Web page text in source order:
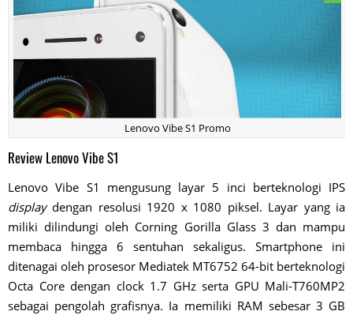
Lenovo Vibe S1 Promo
Review Lenovo Vibe S1
Lenovo Vibe S1 mengusung layar 5 inci berteknologi IPS
displaydengan resolusi 1920 x 1080 piksel. Layar yang ia
miliki dilindungi oleh Corning Gorilla Glass 3 dan mampu
membaca hingga 6 sentuhan sekaligus. Smartphone ini
ditenagai oleh prosesor Mediatek MT6752 64-bit berteknologi
Octa Core dengan clock 1.7 GHz serta GPU Mali-T760MP2
sebagai pengolah grafisnya. Ia memiliki RAM sebesar 3 GB